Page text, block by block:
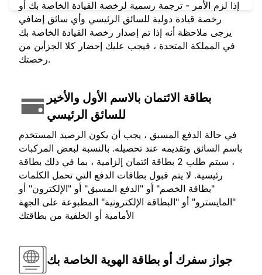
إذا لزم الأمر - ترجمة رسمية لرخصة القيادة الخاصة بك أو
رخصة قيادة دولية للسائق الرئيسي وأي سائق إضافي
يرجى ملاحظة أنه إذا تم إصدار رخصة القيادة الخاصة بك
في المملكة المتحدة ، فيجب عليك إحضار كلا الجزأين من
رخصتك.
بطاقة الائتمان بالاسم الأول والأخير
للسائق الرئيسي
في حالة الدفع المسبق ، يجب أن يكون الرصيد المستخدم
باسم السائق وتقديمه عند تحصيله. بالنسبة لبعض المركبات
، سيتم طلب 2 بطاقة ائتمان إلزامية ، بما في ذلك بطاقة
رئيسية. لا يتم قبول بطاقات الدفع التي تحمل الكلمات
"بطاقة الخصم" أو "الدفع المسبق" أو "الإلكترون" أو
"المايسترو" أو "البطاقة الإلكترونية" المطبوعة على الجهة
الأمامية أو الخلفية من بطاقتك
جواز سفرك أو بطاقة الهوية الخاصة بك